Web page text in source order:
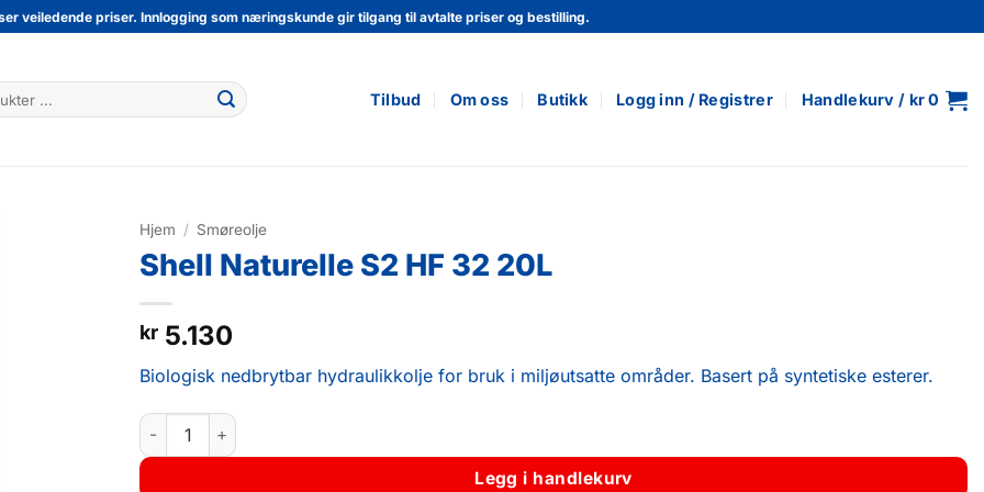
veiledende priser. Innlogging som næringskunde gir tilgang til avtalte priser og bestilling.
Tilbud Om oss Butikk Logg inn / Registrer Handlekurv / kr0
Hjem / Smøreolje
Shell Naturelle S2 HF 32 20L
kr 5.130
Biologisk nedbrytbar hydraulikkolje for bruk i miljøutsatte områder. Basert på syntetiske esterer.
Shell Naturelle S2 HF 32 20L antall
Legg i handlekurv